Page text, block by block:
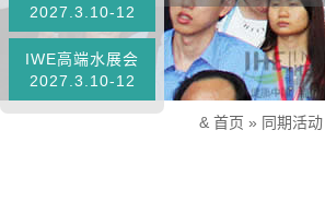
2027.3.10-12
IWE高端水展会
2027.3.10-12
& 首页 » 同期活动